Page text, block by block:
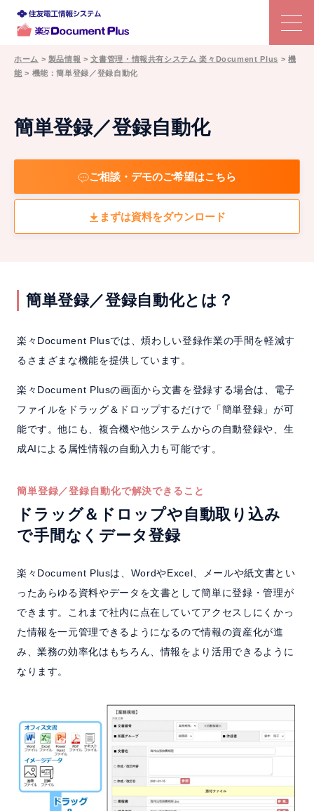
特長
文書管理システムの選び方
機能
利用シーン
セミナー
お問い合わせ／資料請求
ホーム製品情報会社情報 採用情報
ホーム > 製品情報 >文書管理・情報共有システム 楽々Document Plus > 機
能 > 機能：簡単登録／登録自動化
簡単登録／登録自動化
ご相談・デモのご希望はこちら
まずは資料をダウンロード
簡単登録／登録自動化とは？
楽々Document Plusでは、煩わしい登録作業の手間を軽減す
るさまざまな機能を提供しています。
楽々Document Plusの画面から文書を登録する場合は、電子
ファイルをドラッグ＆ドロップするだけで「簡単登録」が可
能です。他にも、複合機や他システムからの自動登録や、生
成AIによる属性情報の自動入力も可能です。
簡単登録／登録自動化で解決できること
ドラッグ＆ドロップや自動取り込み
で手間なくデータ登録
楽々Document Plusは、WordやExcel、メールや紙文書とい
ったあらゆる資料やデータを文書として簡単に登録・管理が
できます。これまで社内に点在していてアクセスしにくかっ
た情報を一元管理できるようになるので情報の資産化が進
み、業務の効率化はもちろん、情報をより活用できるように
なります。